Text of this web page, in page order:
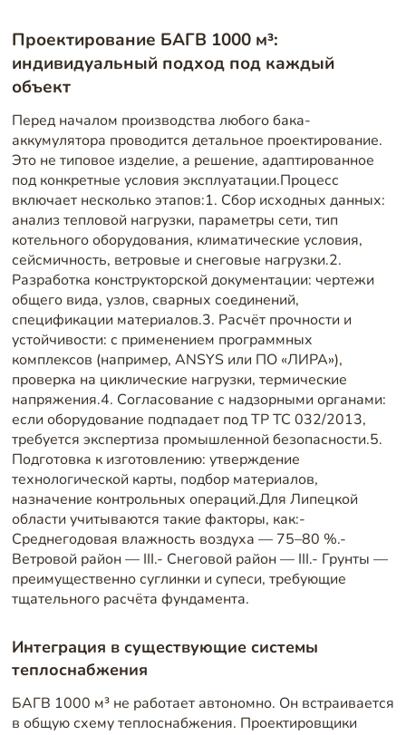
Проектирование БАГВ 1000 м³:
индивидуальный подход под каждый
объект
Перед началом производства любого бака-
аккумулятора проводится детальное проектирование.
Это не типовое изделие, а решение, адаптированное
под конкретные условия эксплуатации.Процесс
включает несколько этапов:1. Сбор исходных данных:
анализ тепловой нагрузки, параметры сети, тип
котельного оборудования, климатические условия,
сейсмичность, ветровые и снеговые нагрузки.2.
Разработка конструкторской документации: чертежи
общего вида, узлов, сварных соединений,
спецификации материалов.3. Расчёт прочности и
устойчивости: с применением программных
комплексов (например, ANSYS или ПО «ЛИРА»),
проверка на циклические нагрузки, термические
напряжения.4. Согласование с надзорными органами:
если оборудование подпадает под ТР ТС 032/2013,
требуется экспертиза промышленной безопасности.5.
Подготовка к изготовлению: утверждение
технологической карты, подбор материалов,
назначение контрольных операций.Для Липецкой
области учитываются такие факторы, как:-
Среднегодовая влажность воздуха — 75–80 %.-
Ветровой район — III.- Снеговой район — III.- Грунты —
преимущественно суглинки и супеси, требующие
тщательного расчёта фундамента.
Интеграция в существующие системы
теплоснабжения
БАГВ 1000 м³ не работает автономно. Он встраивается
в общую схему теплоснабжения. Проектировщики